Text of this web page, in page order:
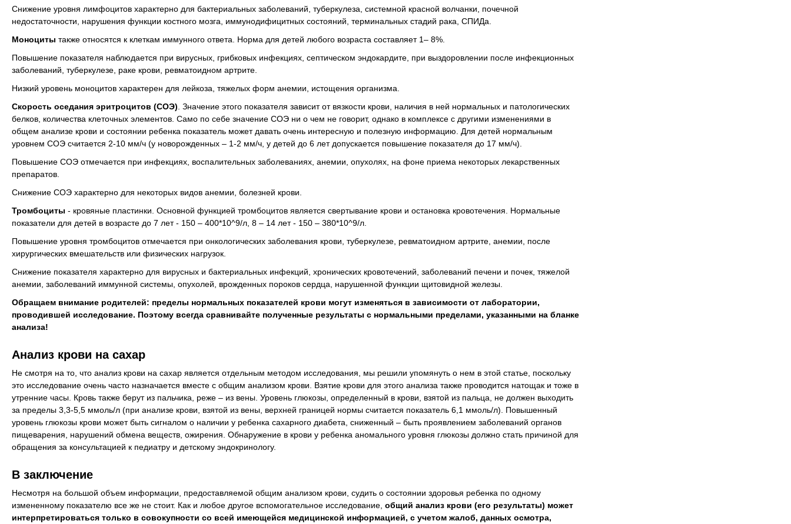
Снижение уровня лимфоцитов характерно для бактериальных заболеваний, туберкулеза, системной красной волчанки, почечной
недостаточности, нарушения функции костного мозга, иммунодифицитных состояний, терминальных стадий рака, СПИДа.
Моноциты также относятся к клеткам иммунного ответа. Норма для детей любого возраста составляет 1– 8%.
Повышение показателя наблюдается при вирусных, грибковых инфекциях, септическом эндокардите, при выздоровлении после инфекционных
заболеваний, туберкулезе, раке крови, ревматоидном артрите.
Низкий уровень моноцитов характерен для лейкоза, тяжелых форм анемии, истощения организма.
Скорость оседания эритроцитов (СОЭ) . Значение этого показателя зависит от вязкости крови, наличия в ней нормальных и патологических
белков, количества клеточных элементов. Само по себе значение СОЭ ни о чем не говорит, однако в комплексе с другими изменениями в
общем анализе крови и состоянии ребенка показатель может давать очень интересную и полезную информацию. Для детей нормальным
уровнем СОЭ считается 2-10 мм/ч (у новорожденных – 1-2 мм/ч, у детей до 6 лет допускается повышение показателя до 17 мм/ч).
Повышение СОЭ отмечается при инфекциях, воспалительных заболеваниях, анемии, опухолях, на фоне приема некоторых лекарственных
препаратов.
Снижение СОЭ характерно для некоторых видов анемии, болезней крови.
Тромбоциты - кровяные пластинки. Основной функцией тромбоцитов является свертывание крови и остановка кровотечения. Нормальные
показатели для детей в возрасте до 7 лет - 150 – 400*10^9/л, 8 – 14 лет - 150 – 380*10^9/л.
Повышение уровня тромбоцитов отмечается при онкологических заболевания крови, туберкулезе, ревматоидном артрите, анемии, после
хирургических вмешательств или физических нагрузок.
Снижение показателя характерно для вирусных и бактериальных инфекций, хронических кровотечений, заболеваний печени и почек, тяжелой
анемии, заболеваний иммунной системы, опухолей, врожденных пороков сердца, нарушенной функции щитовидной железы.
Обращаем внимание родителей: пределы нормальных показателей крови могут изменяться в зависимости от лаборатории,
проводившей исследование. Поэтому всегда сравнивайте полученные результаты с нормальными пределами, указанными на бланке
анализа!
Анализ крови на сахар
Не смотря на то, что анализ крови на сахар является отдельным методом исследования, мы решили упомянуть о нем в этой статье, поскольку
это исследование очень часто назначается вместе с общим анализом крови. Взятие крови для этого анализа также проводится натощак и тоже в
утренние часы. Кровь также берут из пальчика, реже – из вены. Уровень глюкозы, определенный в крови, взятой из пальца, не должен выходить
за пределы 3,3-5,5 ммоль/л (при анализе крови, взятой из вены, верхней границей нормы считается показатель 6,1 ммоль/л). Повышенный
уровень глюкозы крови может быть сигналом о наличии у ребенка сахарного диабета, сниженный – быть проявлением заболеваний органов
пищеварения, нарушений обмена веществ, ожирения. Обнаружение в крови у ребенка аномального уровня глюкозы должно стать причиной для
обращения за консультацией к педиатру и детскому эндокринологу.
В заключение
Несмотря на большой объем информации, предоставляемой общим анализом крови, судить о состоянии здоровья ребенка по одному
измененному показателю все же не стоит. Как и любое другое вспомогательное исследование, общий анализ крови (его результаты) может
интерпретироваться только в совокупности со всей имеющейся медицинской информацией, с учетом жалоб, данных осмотра,